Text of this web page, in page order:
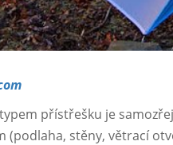
přístřešku je
(podlaha, stěny, větrací